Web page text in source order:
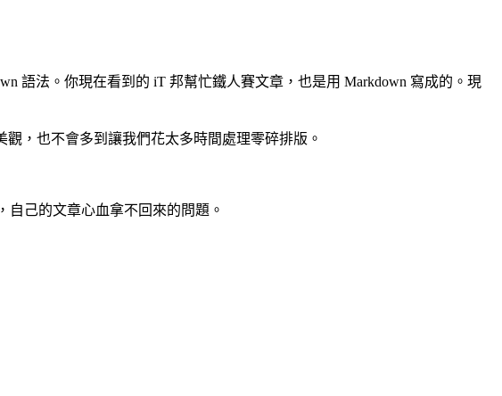
語法。你現在看到的 iT 邦幫忙鐵人賽文章，也是用 Markdown 寫成的。現
，也不會多到讓我們花太多時間處理零碎排版。
己的文章心血拿不回來的問題。